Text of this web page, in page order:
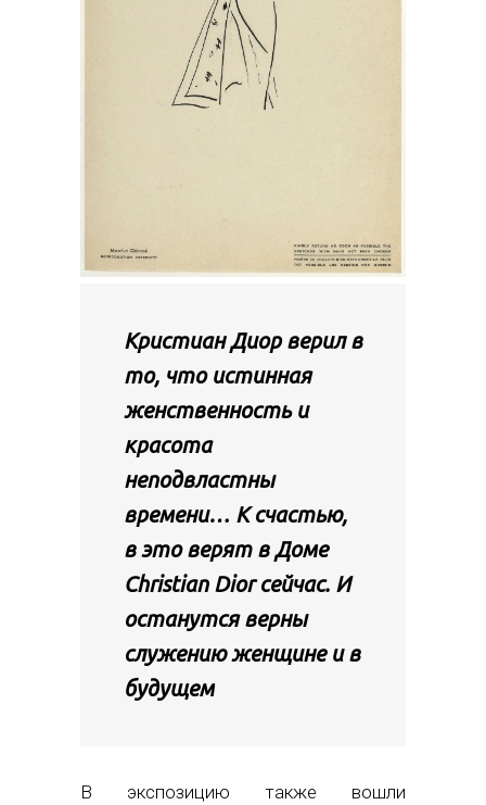
Кристиан Диор верил в
то, что истинная
женственность и
красота
неподвластны
времени… К счастью,
в это верят в Доме
Christian Dior сейчас. И
останутся верны
служению женщине и в
будущем
В экспозицию также вошли